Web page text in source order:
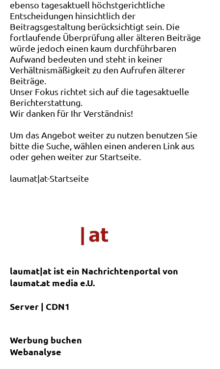
ebenso tagesaktuell höchstgerichtliche
Entscheidungen hinsichtlich der
Beitragsgestaltung berücksichtigt sein. Die
fortlaufende Überprüfung aller älteren Beiträge
würde jedoch einen kaum durchführbaren
Aufwand bedeuten und steht in keiner
Verhältnismäßigkeit zu den Aufrufen älterer
Beiträge.
Unser Fokus richtet sich auf die tagesaktuelle
Berichterstattung.
Wir danken für Ihr Verständnis!
Um das Angebot weiter zu nutzen benutzen Sie
bitte die Suche, wählen einen anderen Link aus
oder gehen weiter zur Startseite.
laumat|at-Startseite
laumat|at ist ein Nachrichtenportal von
laumat.at media e.U.
Server | CDN1
Werbung buchen
Webanalyse